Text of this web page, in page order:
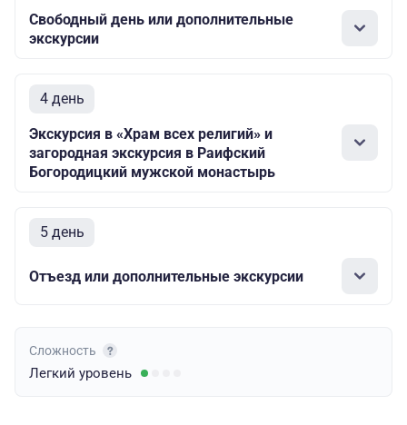
Свободный день или дополнительные
экскурсии
4 день
Экскурсия в «Храм всех религий» и
загородная экскурсия в Раифский
Богородицкий мужской монастырь
5 день
Отъезд или дополнительные экскурсии
Сложность
Легкий уровень